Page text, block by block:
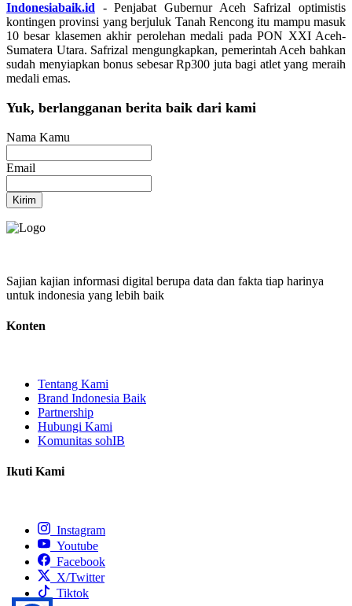
Indonesiabaik.id - Penjabat Gubernur Aceh Safrizal optimistis
kontingen provinsi yang berjuluk Tanah Rencong itu mampu masuk
10 besar klasemen akhir perolehan medali pada PON XXI Aceh-
Sumatera Utara. Safrizal mengungkapkan, pemerintah Aceh bahkan
sudah menyiapkan bonus sebesar Rp300 juta bagi atlet yang meraih
medali emas.
Yuk, berlangganan berita baik dari kami
Nama Kamu
Email
Kirim
Sajian kajian informasi digital berupa data dan fakta tiap harinya
untuk indonesia yang lebih baik
Konten
Tentang Kami
Brand Indonesia Baik
Partnership
Hubungi Kami
Komunitas sohIB
Ikuti Kami
Instagram
Youtube
Facebook
X/Twitter
Tiktok